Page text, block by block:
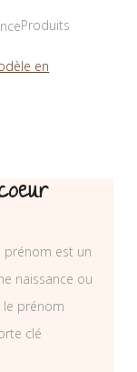
Produits
en
prénom est un
naissance ou
le prénom
clé